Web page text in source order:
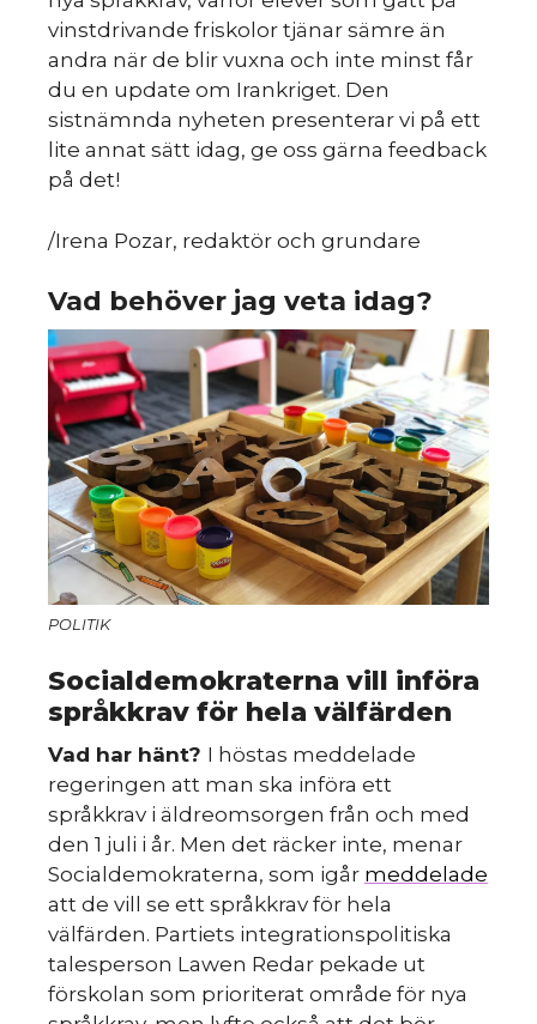
vinstdrivande friskolor tjänar sämre än
andra när de blir vuxna och inte minst får
du en update om Irankriget. Den
sistnämnda nyheten presenterar vi på ett
lite annat sätt idag, ge oss gärna feedback
på det!
/Irena Pozar, redaktör och grundare
Vad behöver jag veta idag?
POLITIK
Socialdemokraterna vill införa
språkkrav för hela välfärden
Vad har hänt? I höstas meddelade
regeringen att man ska införa ett
språkkrav i äldreomsorgen från och med
den 1 juli i år. Men det räcker inte, menar
Socialdemokraterna, som igår meddelade
att de vill se ett språkkrav för hela
välfärden. Partiets integrationspolitiska
talesperson Lawen Redar pekade ut
förskolan som prioriterat område för nya